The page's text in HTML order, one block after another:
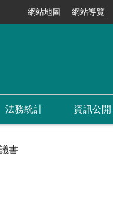
網站地圖 網站導覽
法務統計 資訊公開
書